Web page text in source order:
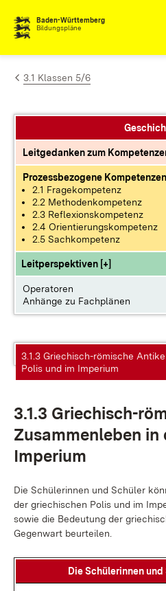
Zum Inhalt springen
Baden-Württemberg
Bildungspläne
3.1 Klassen 5/6
Leitgedanken zum
Prozessbezogene Kompetenzen
2.1 Fragekompetenz
2.2 Methodenkompetenz
2.3 Reflexionskompetenz
2.4 Orientierungskompetenz
2.5 Sachkompetenz
Leitperspektiven [+]
Operatoren
Anhänge zu Fachplänen
3.1.3 Griechisch-römische
Polis und im Imperium
3.1.3 Grie­chisch-
Zu­sam­men­le­ben in
Im­pe­ri­um
Die Schü­le­rin­nen und Schü­ler
der grie­chi­schen Po­lis und im
so­wie die Be­deu­tung der
Ge­gen­wart be­ur­tei­len.
Die Schü­le­rin­nen